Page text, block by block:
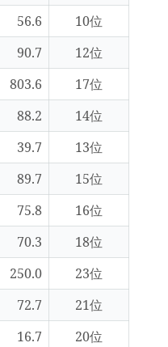
56.6 10位
90.7 12位
803.6 17位
88.2 14位
39.7 13位
89.7 15位
75.8 16位
70.3 18位
250.0 23位
72.7 21位
16.7 20位